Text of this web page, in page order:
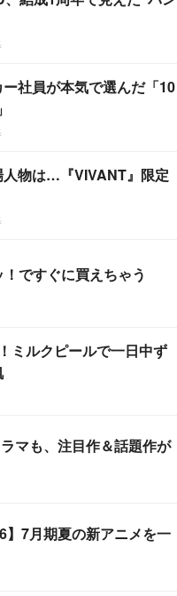
社員が本気で選んだ「10
人物は…『VIVANT』限定
ですぐに買えちゃう
ミルクピールで一日中ず
マも、注目作＆話題作が
】7月期夏の新アニメを一